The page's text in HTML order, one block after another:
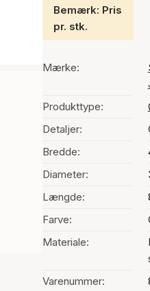
Bemærk: Pris
pr. stk.
Mærke:
Produkttype:
Detaljer:
Bredde:
Diameter:
Længde:
Farve:
Materiale:
Varenummer: